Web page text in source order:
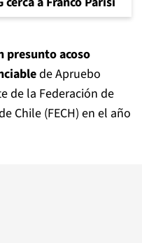
presunto acoso
de Apruebo
de la Federación de
Chile (FECH) en el año